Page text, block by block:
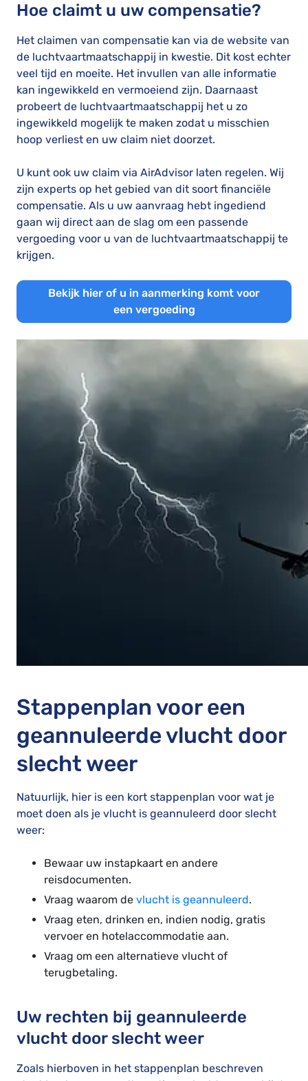
Hoe claimt u uw compensatie?
Het claimen van compensatie kan via de website van
de luchtvaartmaatschappij in kwestie. Dit kost echter
veel tijd en moeite. Het invullen van alle informatie
kan ingewikkeld en vermoeiend zijn. Daarnaast
probeert de luchtvaartmaatschappij het u zo
ingewikkeld mogelijk te maken zodat u misschien
hoop verliest en uw claim niet doorzet.
U kunt ook uw claim via AirAdvisor laten regelen. Wij
zijn experts op het gebied van dit soort financiële
compensatie. Als u uw aanvraag hebt ingediend
gaan wij direct aan de slag om een passende
vergoeding voor u van de luchtvaartmaatschappij te
krijgen.
Bekijk hier of u in aanmerking komt voor
een vergoeding
Stappenplan voor een
geannuleerde vlucht door
slecht weer
Natuurlijk, hier is een kort stappenplan voor wat je
moet doen als je vlucht is geannuleerd door slecht
weer:
Bewaar uw instapkaart en andere
reisdocumenten.
Vraag waarom de vlucht is geannuleerd.
Vraag eten, drinken en, indien nodig, gratis
vervoer en hotelaccommodatie aan.
Vraag om een alternatieve vlucht of
terugbetaling.
Uw rechten bij geannuleerde
vlucht door slecht weer
Zoals hierboven in het stappenplan beschreven